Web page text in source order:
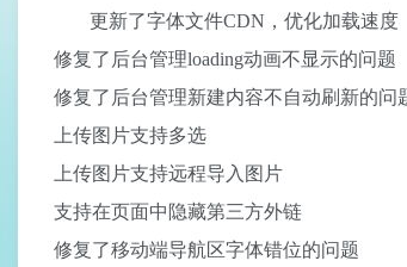
更新了字体文件CDN，优化加载速度
修复了后台管理loading动画不显示的问题
修复了后台管理新建内容不自动刷新的问
上传图片支持多选
上传图片支持远程导入图片
支持在页面中隐藏第三方外链
修复了移动端导航区字体错位的问题